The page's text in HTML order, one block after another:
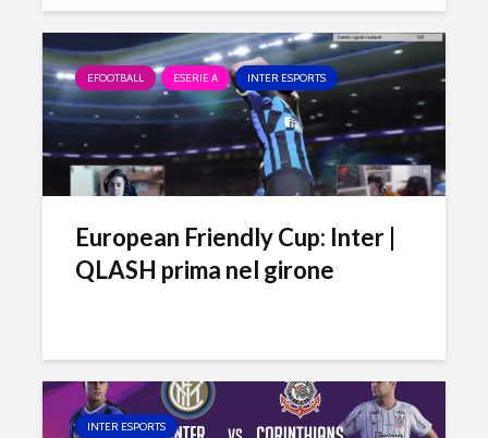
EFOOTBALL ESERIE A INTER ESPORTS
European Friendly Cup: Inter |
QLASH prima nel girone
INTER ESPORTS